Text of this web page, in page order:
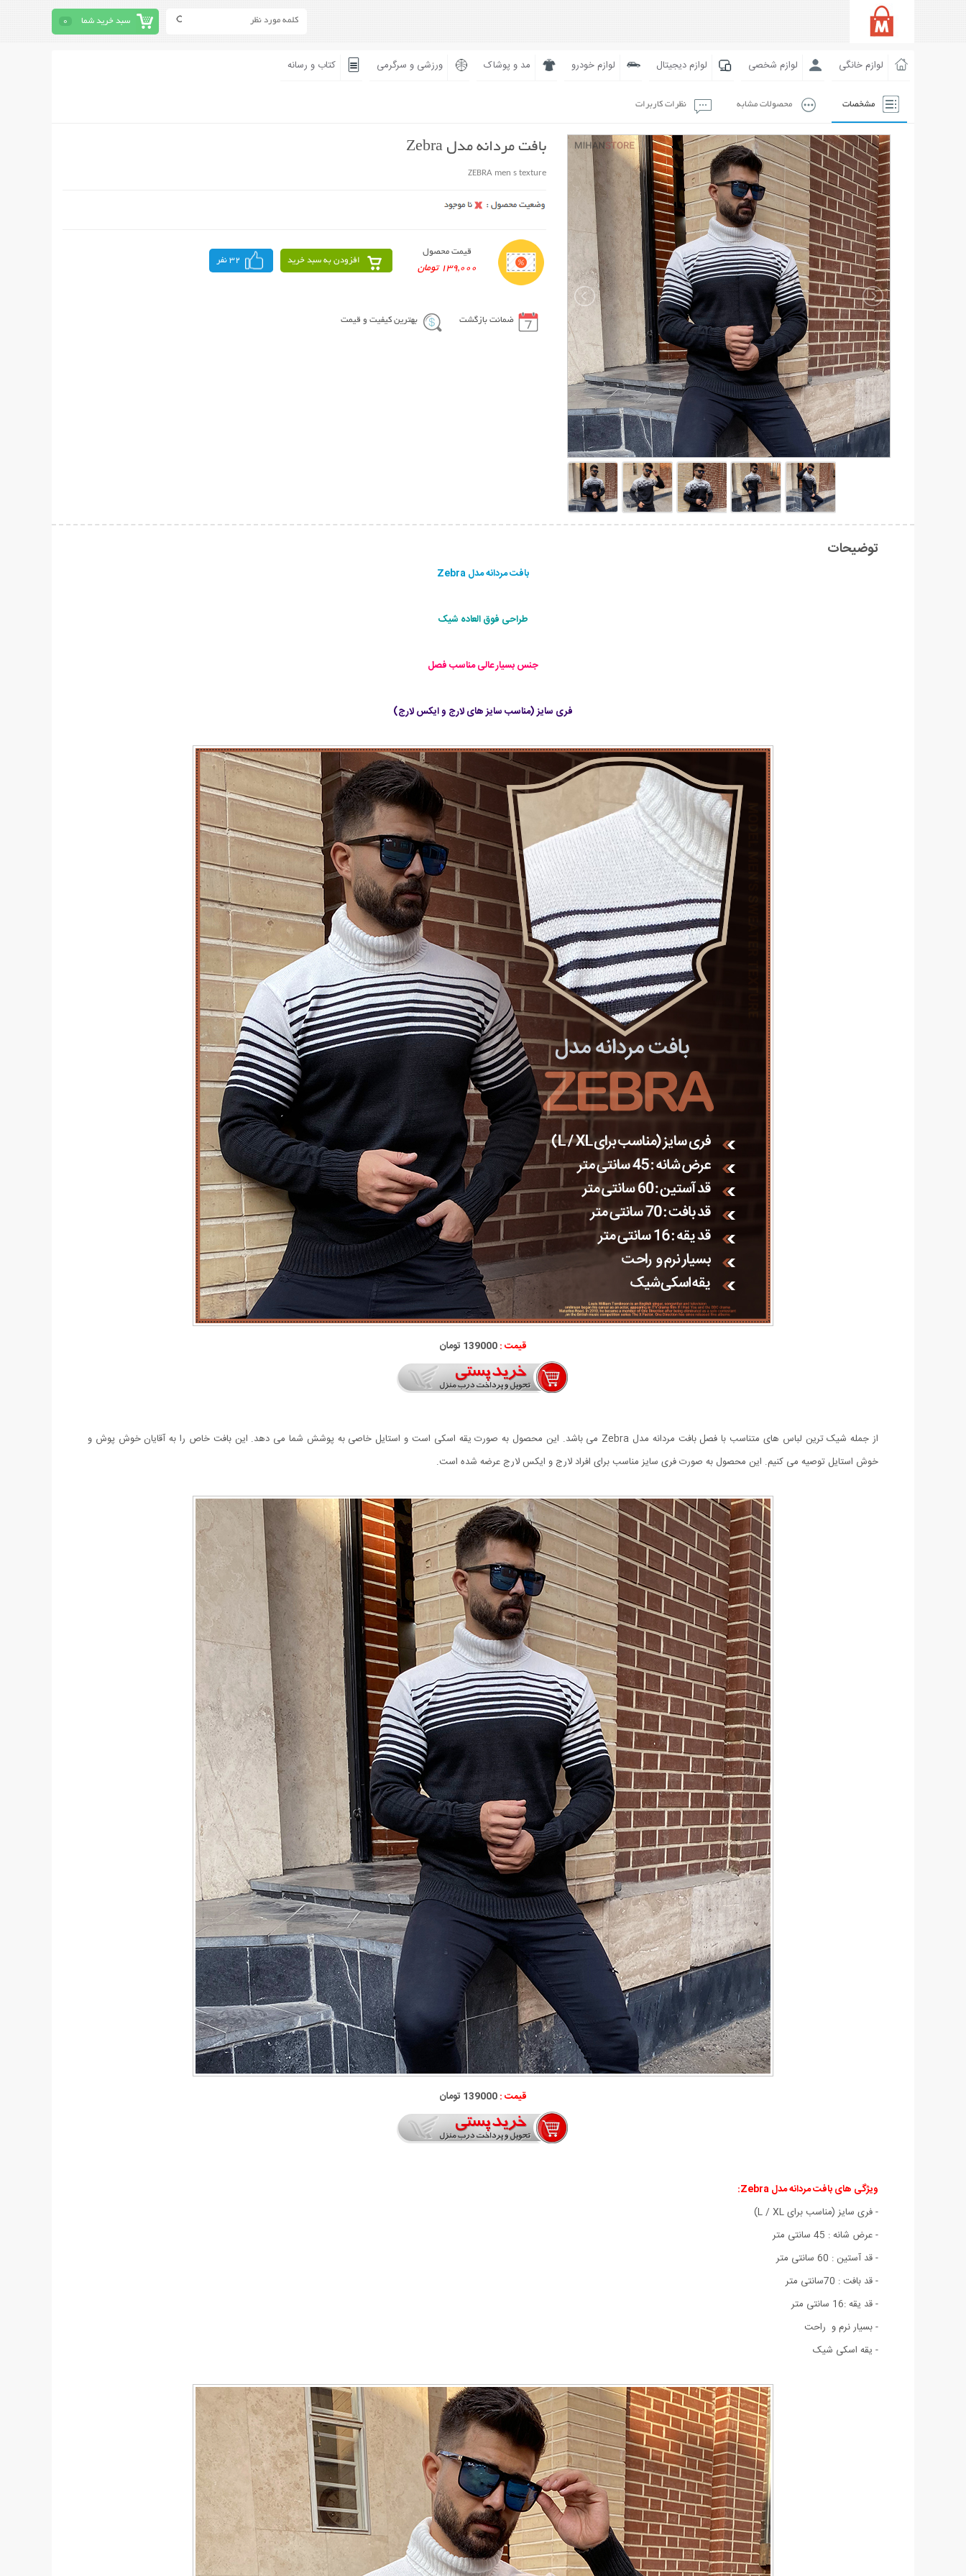
سبد خرید شما 0
لوازم خانگی لوازم شخصی لوازم دیجیتال لوازم خودرو مد و پوشاک ورزشی و سرگرمی کتاب و رسانه
مشخصات محصولات مشابه نظرات کاربرات
بافت مردانه مدل Zebra
ZEBRA men s texture
قیمت محصول
139,000 تومان
افزودن به سبد خرید 32 نفر
ضمانت بازگشت بهترین کیفیت و قیمت
توضیحات
بافت مردانه مدل Zebra
طراحی فوق العاده شیک
جنس بسیار عالی مناسب فصل
فری سایز (مناسب سایز های لارج و ایکس لارج)
قیمت :139000 تومان
از جمله شیک ترین لباس های متناسب با فصل بافت مردانه مدل Zebra می باشد. این محصول به صورت یقه اسکی است و استایل خاصی به پوشش شما می دهد.
این بافت خاص را به آقایان خوش پوش و
خوش استایل توصیه می کنیم. این محصول به صورت فری سایز مناسب برای افراد لارج و ایکس لارج عرضه شده است.
قیمت :139000 تومان
ویژگی هایبافت مردانه مدل Zebra
:
- فری سایز (مناسب برای L / XL)
- عرض شانه : 45 سانتی متر
- قد آستین : 60 سانتی متر
- قد بافت : 70سانتی متر
- قد یقه :16 سانتی متر
- بسيار نرم و راحت
- یقه اسکی شیک